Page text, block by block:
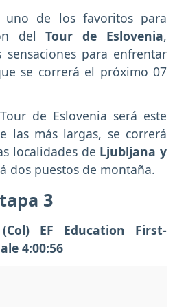
uno de los favoritos para
delTour de Eslovenia,
sensaciones para enfrentar
se correrá el próximo 07
de Eslovenia será este
las más largas, se correrá
localidades de Ljubljana y
dos puestos de montaña.
3
EF Education First-
4:00:56